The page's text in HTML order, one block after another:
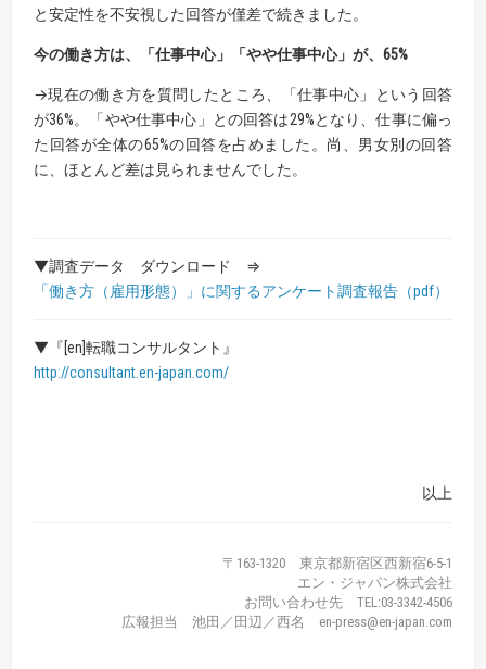
と安定性を不安視した回答が僅差で続きました。
今の働き方は、「仕事中心」「やや仕事中心」が、65%
→現在の働き方を質問したところ、「仕事中心」という回答
が36%。「やや仕事中心」との回答は29%となり、仕事に偏っ
た回答が全体の65%の回答を占めました。尚、男女別の回答
に、ほとんど差は見られませんでした。
▼調査データ ダウンロード ⇒
「働き方（雇用形態）」に関するアンケート調査報告 （pdf）
▼『[en]転職コンサルタント』
http://consultant.en-japan.com/
以上
〒163-1320 東京都新宿区西新宿6-5-1
エン・ジャパン株式会社
お問い合わせ先 TEL:03-3342-4506
広報担当 池田／田辺／西名 en-press@en-japan.com